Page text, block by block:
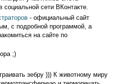
сети ВКонтакте.
- официальный сайт
с подробной программой, а
на сайте по
;)
зебру ))) К животному миру